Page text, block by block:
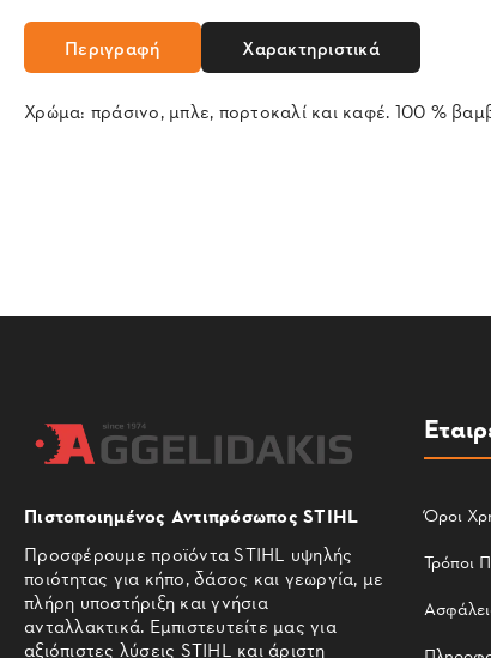
Περιγραφή Χαρακτηριστικά
Χρώμα: πράσινο, μπλε, πορτοκαλί και καφέ. 100 %
Πιστοποιημένος Αντιπρόσωπος STIHL
Προσφέρουμε προϊόντα STIHL υψηλής
ποιότητας για κήπο, δάσος και γεωργία, με
πλήρη υποστήριξη και γνήσια
ανταλλακτικά. Εμπιστευτείτε μας για
αξιόπιστες λύσεις STIHL και άριστη
Όροι
Τρόποι